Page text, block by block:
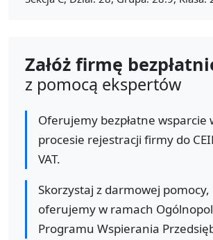
Załóż firmę
z pomocą ekspertów
Oferujemy bezpłatne wsparcie
procesie rejestracji firmy do
VAT.
Skorzystaj z darmowej
oferujemy w ramach
Programu Wspierania